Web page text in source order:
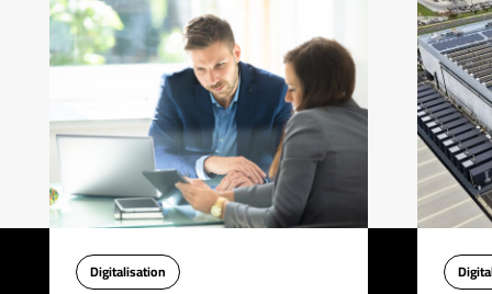
Digitalisation